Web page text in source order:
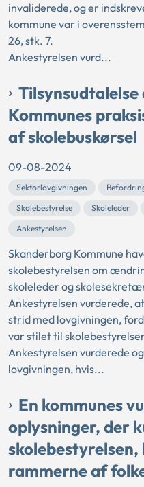
invaliderede, og er
kommune var i
26, stk. 7.
Ankestyrelsen vurd...
Kommunes
af skolebuskørsel
09-08-2024
Sektorlovgivningen
Skolebestyrelse
Skoleleder
Ankestyrelsen
Skanderborg Kommune
skolebestyrelsen om
skoleleder og
Ankestyrelsen vurderede,
strid med lovgivningen,
var stilet til
Ankestyrelsen vurderede
lovgivningen, hvis...
En kommunes
oplysninger, der
rammerne af